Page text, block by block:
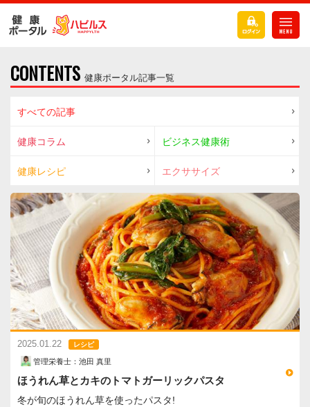
CONTENTS 健康ポータル記事一覧
すべての記事
健康コラム ビジネス健康術
健康レシピ エクササイズ
2025.01.22 レシピ
管理栄養士：池田 真里
ほうれん草とカキのトマトガーリックパスタ
冬が旬のほうれん草を使ったパスタ!